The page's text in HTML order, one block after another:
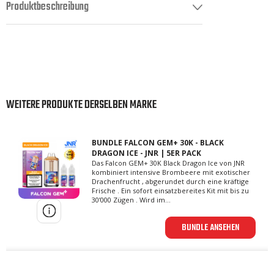
Produktbeschreibung
WEITERE PRODUKTE DERSELBEN MARKE
BUNDLE FALCON GEM+ 30K - BLACK
DRAGON ICE - JNR | 5ER PACK
Das Falcon GEM+ 30K Black Dragon Ice von JNR
kombiniert intensive Brombeere mit exotischer
Drachenfrucht , abgerundet durch eine kräftige
Frische . Ein sofort einsatzbereites Kit mit bis zu
30’000 Zügen . Wird im...
BUNDLE ANSEHEN